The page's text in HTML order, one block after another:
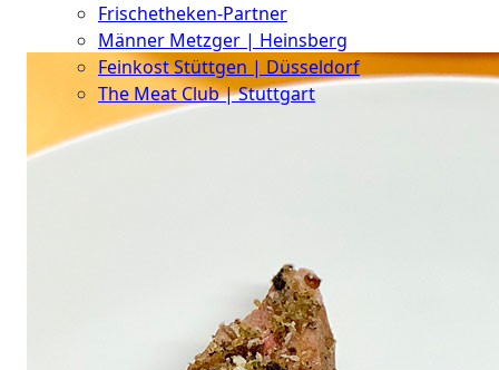
Frischetheken-Partner
Männer Metzger | Heinsberg
Feinkost Stüttgen | Düsseldorf
The Meat Club | Stuttgart
Geschäftskunden